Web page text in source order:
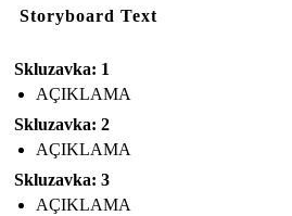
Storyboard Text
Skluzavka: 1
AÇIKLAMA
Skluzavka: 2
AÇIKLAMA
Skluzavka: 3
AÇIKLAMA